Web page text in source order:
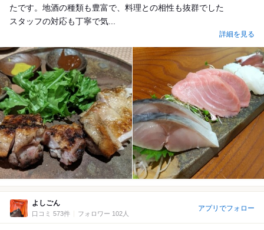
たです。地酒の種類も豊富で、料理との相性も抜群でした
スタッフの対応も丁寧で気...
詳細を見る
よしごん
口コミ 573件 フォロワー 102人
アプリでフォロー